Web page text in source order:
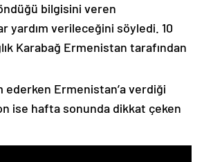
bilgisini veren
yardım verileceğini söyledi. 10
Karabağ Ermenistan tarafından
ederken Ermenistan’a verdiği
ise hafta sonunda dikkat çeken